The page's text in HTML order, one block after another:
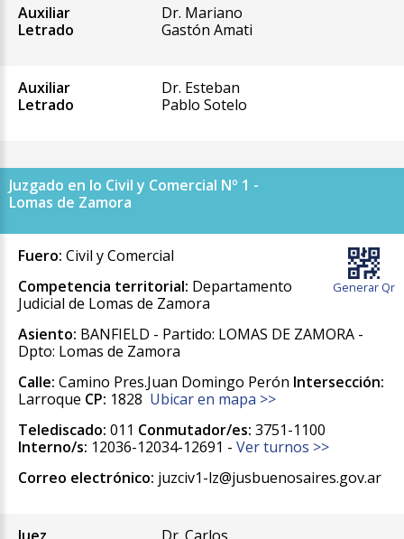
Auxiliar
Letrado
Dr. Mariano
Gastón Amati
Auxiliar
Letrado
Dr. Esteban
Pablo Sotelo
Juzgado en lo Civil y Comercial Nº 1 -
Lomas de Zamora
Generar Qr
Fuero: Civil y Comercial
Competencia territorial: Departamento
Judicial de Lomas de Zamora
Asiento: BANFIELD - Partido: LOMAS DE ZAMORA -
Dpto: Lomas de Zamora
Calle: Camino Pres.Juan Domingo Perón Intersección:
Larroque CP: 1828 Ubicar en mapa >>
Telediscado: 011 Conmutador/es: 3751-1100
Interno/s: 12036-12034-12691 - Ver turnos >>
Correo electrónico: juzciv1-lz@jusbuenosaires.gov.ar